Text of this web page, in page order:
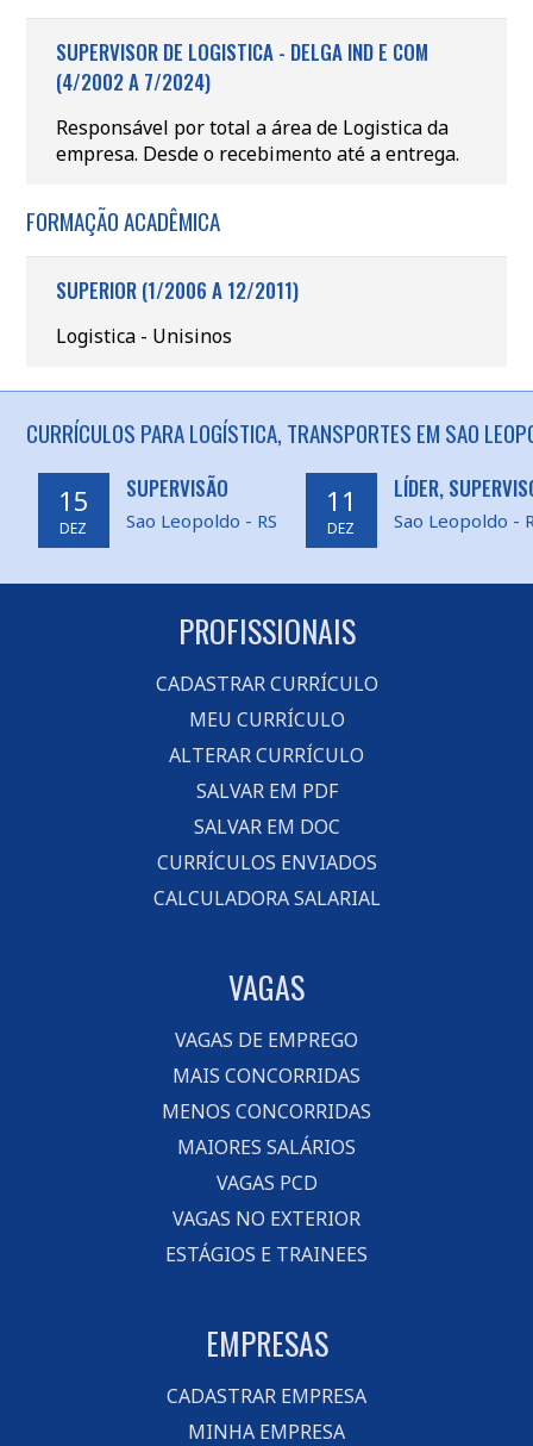
SUPERVISOR DE LOGISTICA - DELGA IND E COM
(4/2002 A 7/2024)
Responsável por total a área de Logistica da
empresa. Desde o recebimento até a entrega.
FORMAÇÃO ACADÊMICA
SUPERIOR (1/2006 A 12/2011)
Logistica - Unisinos
CURRÍCULOS PARA LOGÍSTICA, TRANSPORTES EM SAO
15
DEZ
SUPERVISÃO
Sao Leopoldo - RS
11
DEZ
LÍDER,
Sao Leopoldo -
PROFISSIONAIS
CADASTRAR CURRÍCULO
MEU CURRÍCULO
ALTERAR CURRÍCULO
SALVAR EM PDF
SALVAR EM DOC
CURRÍCULOS ENVIADOS
CALCULADORA SALARIAL
VAGAS
VAGAS DE EMPREGO
MAIS CONCORRIDAS
MENOS CONCORRIDAS
MAIORES SALÁRIOS
VAGAS PCD
VAGAS NO EXTERIOR
ESTÁGIOS E TRAINEES
EMPRESAS
CADASTRAR EMPRESA
MINHA EMPRESA